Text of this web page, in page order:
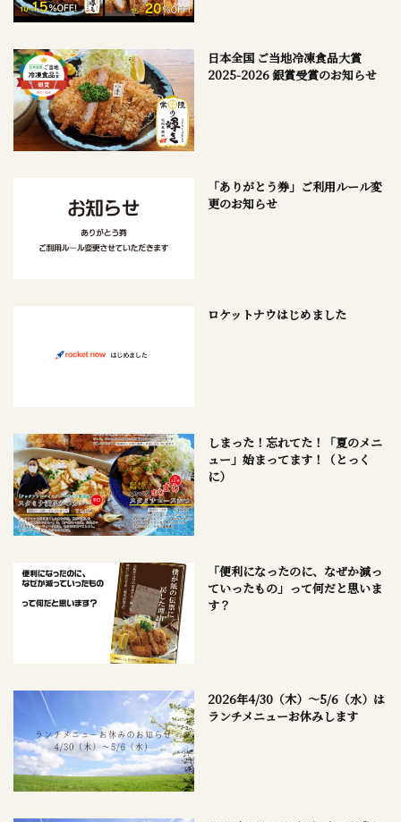
日本全国 ご当地冷凍食品大賞
2025-2026 銀賞受賞のお知らせ
「ありがとう券」ご利用ルール変
更のお知らせ
ロケットナウはじめました
しまった！忘れてた！「夏のメニ
ュー」始まってます！（とっく
に）
「便利になったのに、なぜか減っ
ていったもの」って何だと思いま
す？
2026年4/30（木）～5/6（水）は
ランチメニューお休みします